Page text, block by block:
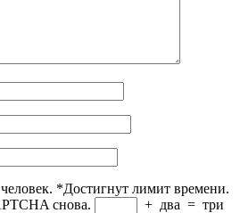
*Достигнут лимит времени.
снова.
+ два = три